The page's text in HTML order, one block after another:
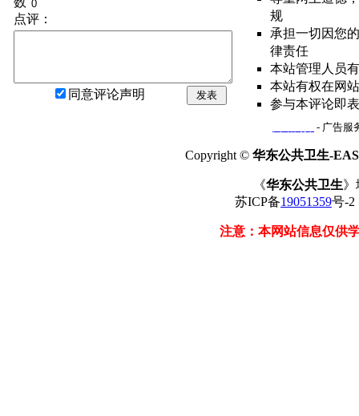
点评：
同意评论声明 发表
规
承担一切因您
律责任
本站管理人员
本站有权在网
参与本评论即
- 广告服
Copyright © 华东公共卫生-
《华东公共卫生》
苏ICP备19051359号-
注意：本网站信息仅供